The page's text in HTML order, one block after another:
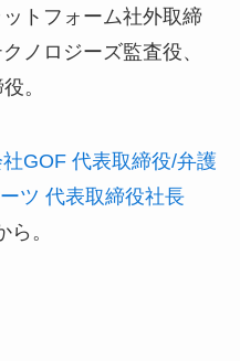
トフォーム社外取締
ノロジーズ監査役、
。
GOF 代表取締役/弁護
ツ 代表取締役社長
ら。